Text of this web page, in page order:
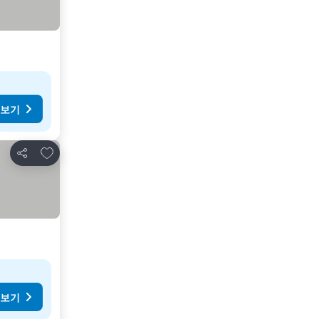
기
공유
즐겨찾기에 추가
기